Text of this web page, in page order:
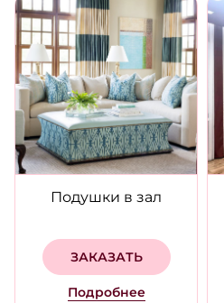
Подушки в зал
ЗАКАЗАТЬ
Подробнее